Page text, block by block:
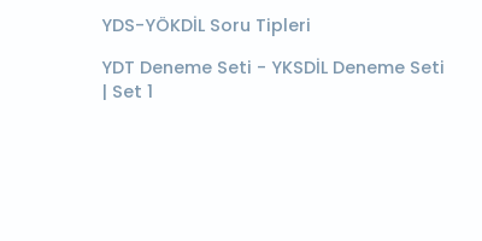
YDS-YÖKDİL Soru Tipleri
YDT Deneme Seti - YKSDİL Deneme Seti
| Set 1